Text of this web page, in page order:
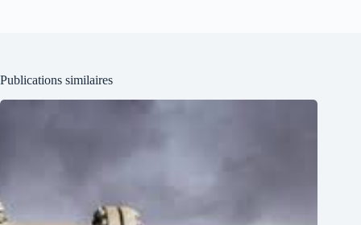
Publications similaires